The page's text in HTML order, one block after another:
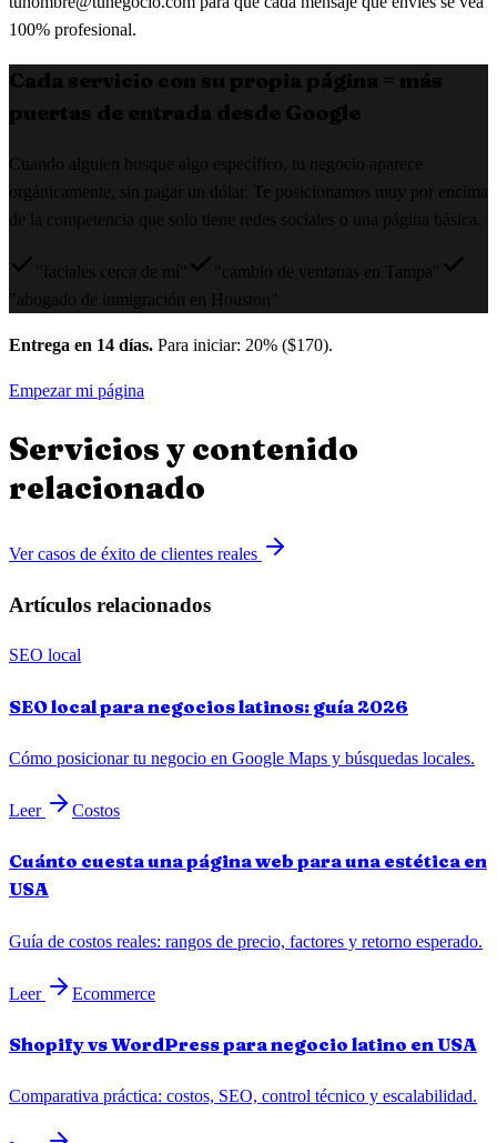
100% profesional.
Cada servicio con su propia página = más
puertas de entrada desde Google
Cuando alguien busque algo específico, tu negocio aparece
orgánicamente, sin pagar un dólar. Te posicionamos muy por encima
de la competencia que solo tiene redes sociales o una página básica.
"faciales cerca de mí"
"cambio de ventanas en Tampa"
"abogado de inmigración en Houston"
Entrega en 14 días. Para iniciar: 20% ($170).
Empezar mi página
Servicios y contenido
relacionado
Ver casos de éxito de clientes reales
Artículos relacionados
SEO local
SEO local para negocios latinos: guía 2026
Cómo posicionar tu negocio en Google Maps y búsquedas locales.
Leer Costos
Cuánto cuesta una página web para una estética en
USA
Guía de costos reales: rangos de precio, factores y retorno esperado.
Leer Ecommerce
Shopify vs WordPress para negocio latino en USA
Comparativa práctica: costos, SEO, control técnico y escalabilidad.